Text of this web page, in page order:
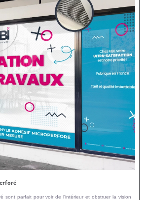
sont parfait pour voir de l'intérieur et obstruer la vision